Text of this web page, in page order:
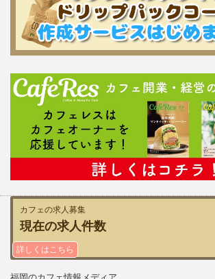
カフェの求人募集
現在の求人件数
詳しくはこちら